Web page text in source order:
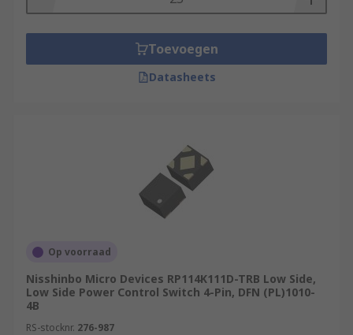
Toevoegen
Datasheets
Op voorraad
Nisshinbo Micro Devices RP114K111D-TRB Low Side,
Low Side Power Control Switch 4-Pin, DFN (PL)1010-
4B
RS-stocknr. 276-987